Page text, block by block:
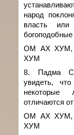
народ
власть
ОМ АХ ХУМ,
ХУМ
8. Падма
увидеть,
отличаются
ОМ АХ ХУМ,
ХУМ